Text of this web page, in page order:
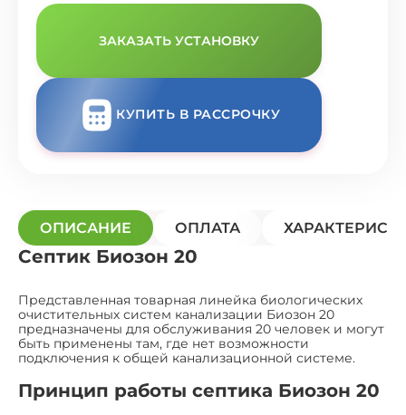
ЗАКАЗАТЬ УСТАНОВКУ
КУПИТЬ В РАССРОЧКУ
ОПИСАНИЕ ОПЛАТА
Септик Биозон 20
Представленная товарная линейка биологических
очистительных систем канализации Биозон 20
предназначены для обслуживания 20 человек и могут
быть применены там, где нет возможности
подключения к общей канализационной системе.
Принцип работы септика Биозон 20